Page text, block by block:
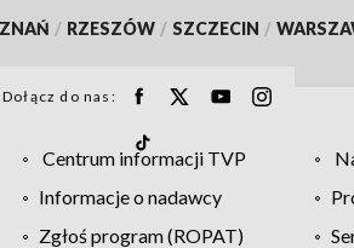
/ RZESZÓW / SZCZECIN /
Dołącz do nas:
Centrum informacji TVP
Informacje o nadawcy
Zgłoś program (ROPAT)